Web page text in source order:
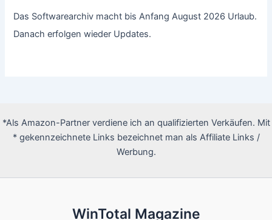
Das Softwarearchiv macht bis Anfang August 2026 Urlaub.
Danach erfolgen wieder Updates.
*Als Amazon-Partner verdiene ich an qualifizierten Verkäufen. Mit
* gekennzeichnete Links bezeichnet man als Affiliate Links /
Werbung.
WinTotal Magazine